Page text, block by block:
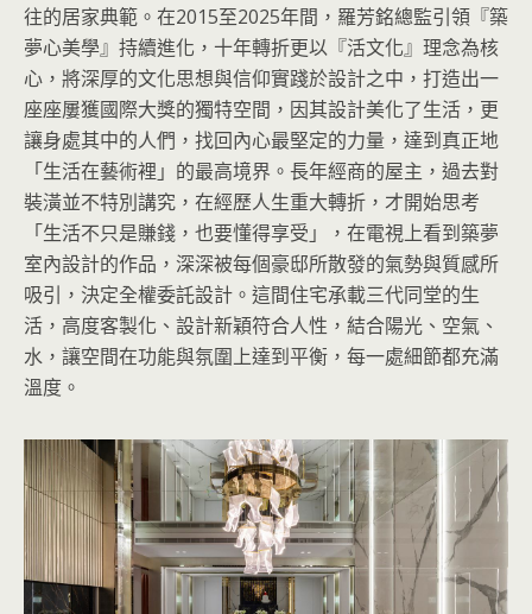
往的居家典範。在2015至2025年間，羅芳銘總監引領『築
夢心美學』持續進化，十年轉折更以『活文化』理念為核
心，將深厚的文化思想與信仰實踐於設計之中，打造出一
座座屢獲國際大獎的獨特空間，因其設計美化了生活，更
讓身處其中的人們，找回內心最堅定的力量，達到真正地
「生活在藝術裡」的最高境界。長年經商的屋主，過去對
裝潢並不特別講究，在經歷人生重大轉折，才開始思考
「生活不只是賺錢，也要懂得享受」，在電視上看到築夢
室內設計的作品，深深被每個豪邸所散發的氣勢與質感所
吸引，決定全權委託設計。這間住宅承載三代同堂的生
活，高度客製化、設計新穎符合人性，結合陽光、空氣、
水，讓空間在功能與氛圍上達到平衡，每一處細節都充滿
溫度。